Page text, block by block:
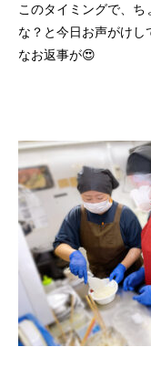
このタイミングで、
な？と今日お声がけし
なお返事が😍